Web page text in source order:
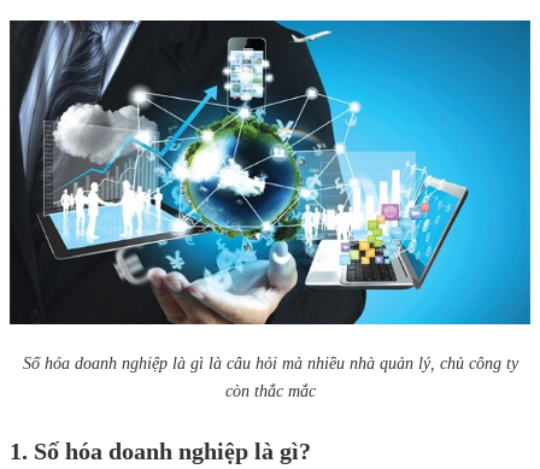
Số hóa doanh nghiệp là gì là câu hỏi mà nhiều nhà quản lý, chủ công ty
còn thắc mắc
1. Số hóa doanh nghiệp là gì?